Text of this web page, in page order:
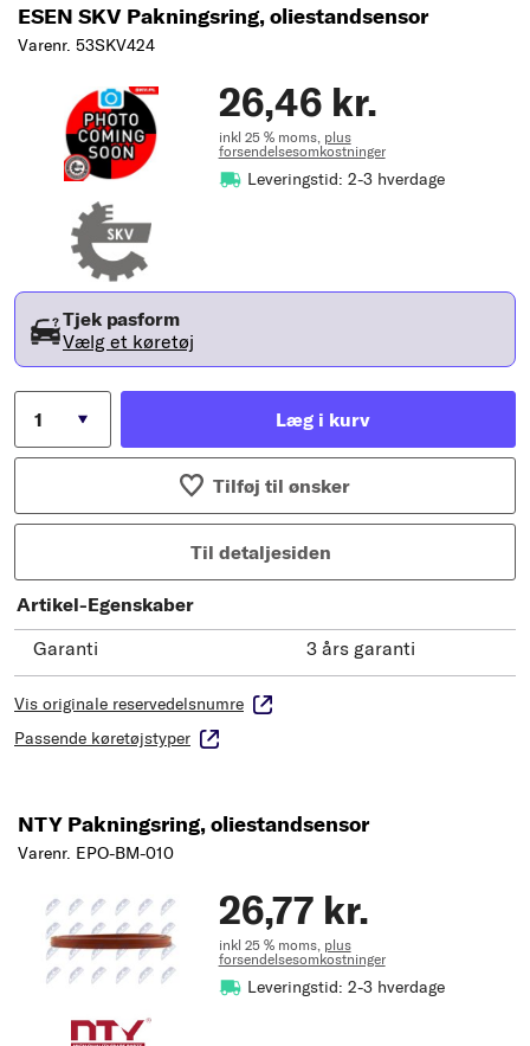
ESEN SKV Pakningsring, oliestandsensor
Varenr. 53SKV424
26,46 kr.
inkl 25 % moms, plus
forsendelsesomkostninger
Leveringstid: 2-3 hverdage
Tjek pasform
Vælg et køretøj
Læg i kurv
Tilføj til ønsker
Til detaljesiden
Artikel-Egenskaber
Garanti
3 års garanti
Vis originale reservedelsnumre
Passende køretøjstyper
NTY Pakningsring, oliestandsensor
Varenr. EPO-BM-010
26,77 kr.
inkl 25 % moms, plus
forsendelsesomkostninger
Leveringstid: 2-3 hverdage